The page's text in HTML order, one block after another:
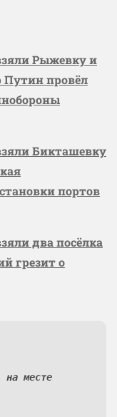
Рыжевку и
провёл
Бикташевку
портов
два посёлка
грезит о
на месте